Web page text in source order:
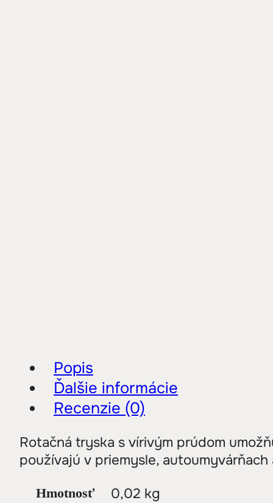
Popis
Ďalšie informácie
Recenzie (0)
Rotačná tryska s vírivým prúdom
používajú v priemysle,
Hmotnosť 0,02 kg